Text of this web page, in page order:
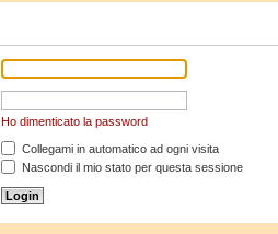
Ho dimenticato la password
Collegami in automatico ad ogni visita
Nascondi il mio stato per questa sessione